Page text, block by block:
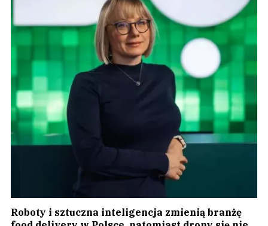
Roboty i sztuczna inteligencja zmienią branżę